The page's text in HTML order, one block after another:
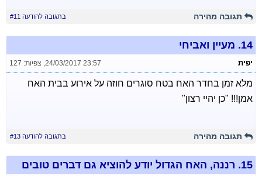
תגובה מהירה בתגובה להודעה #11
14. מעיין ואביחי
יפית 24/03/2017 23:57
, צפיות: 127
מלא זמן בחדר האח בטח סוגרים חוזה על אירוע בבית האח
אמן!!! "כן יהיי רצון"
תגובה מהירה בתגובה להודעה #13
15. רננה, האח הגדול יודע להוציא גם דברים טובים